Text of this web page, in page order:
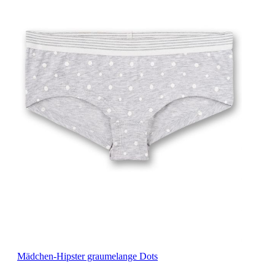
Mädchen-Hipster graumelange Dots